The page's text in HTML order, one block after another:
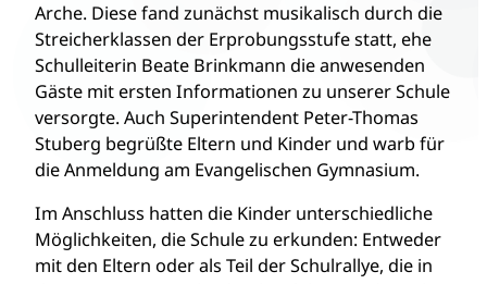
Arche. Diese fand zunächst musikalisch durch die
Streicherklassen der Erprobungsstufe statt, ehe
Schulleiterin Beate Brinkmann die anwesenden
Gäste mit ersten Informationen zu unserer Schule
versorgte. Auch Superintendent Peter-Thomas
Stuberg begrüßte Eltern und Kinder und warb für
die Anmeldung am Evangelischen Gymnasium.
Im Anschluss hatten die Kinder unterschiedliche
Möglichkeiten, die Schule zu erkunden: Entweder
mit den Eltern oder als Teil der Schulrallye, die in